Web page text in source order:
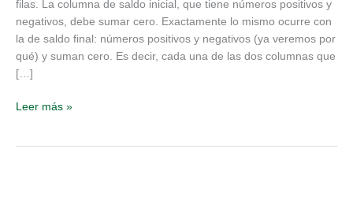
filas. La columna de saldo inicial, que tiene números positivos y
negativos, debe sumar cero. Exactamente lo mismo ocurre con
la de saldo final: números positivos y negativos (ya veremos por
qué) y suman cero. Es decir, cada una de las dos columnas que
[…]
Leer más »